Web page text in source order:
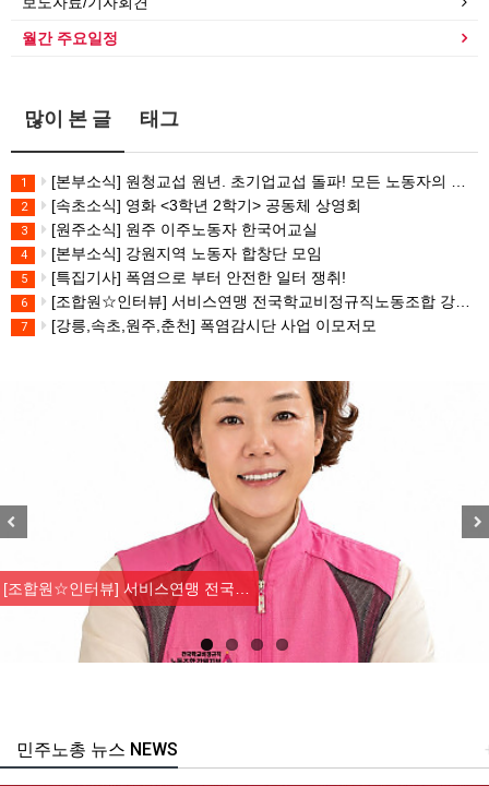
월간 주요일정
많이 본 글 태그
1 [본부소식] 원청교섭 원년. 초기업교섭 돌파! 모든 노동자의 노동기본권 쟁취! 민주노총 7.15 총파업대회
2 [속초소식] 영화 <3학년 2학기> 공동체 상영회
3 [원주소식] 원주 이주노동자 한국어교실
4 [본부소식] 강원지역 노동자 합창단 모임
5 [특집기사] 폭염으로 부터 안전한 일터 쟁취!
6 [조합원☆인터뷰] 서비스연맹 전국학교비정규직노동조합 강원지부 김유미 춘천지회장
7 [강릉,속초,원주,춘천] 폭염감시단 사업 이모저모
[조합원☆인터뷰] 서비스연맹 전국…
주노총 뉴스 NEWS